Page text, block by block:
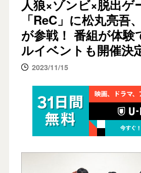
人狼×ゾンビ×脱出ゲ
「ReC」に松丸亮吾
が参戦！ 番組が体験
ルイベントも開催決
2023/11/15